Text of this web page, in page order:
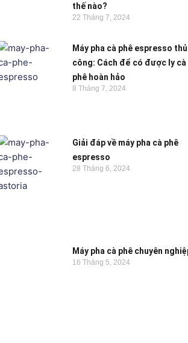
thế nào?
22 Tháng 7, 2024
Máy pha cà phê espresso thủ
công: Cách để có được ly cà
phê hoàn hảo
8 Tháng 7, 2024
Giải đáp về máy pha cà phê
espresso
28 Tháng 6, 2024
Máy pha cà phê chuyên
16 Tháng 5, 2024